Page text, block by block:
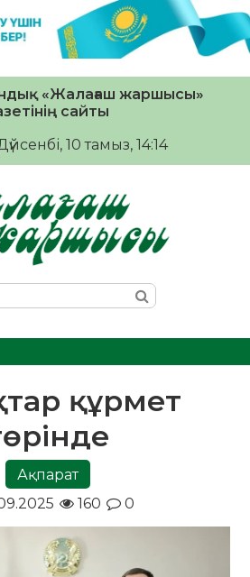
«Жалағаш жаршысы»
сайты
10 тамыз, 14:14
құрмет
Ақпарат
160 0